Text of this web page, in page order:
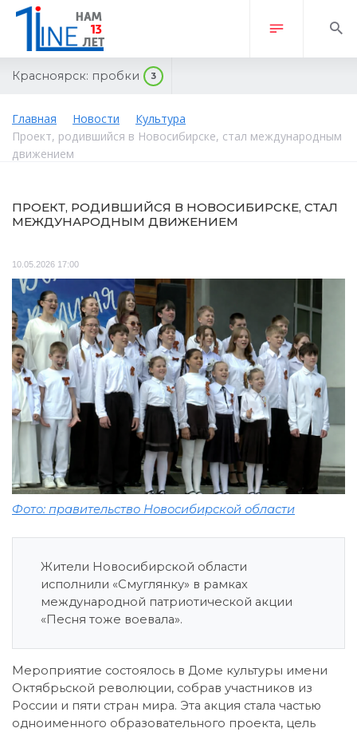
Красноярск: пробки 3
Главная Новости
Культура
Проект, родившийся в Новосибирске, стал международным
движением
ПРОЕКТ, РОДИВШИЙСЯ В НОВОСИБИРСКЕ, СТАЛ
МЕЖДУНАРОДНЫМ ДВИЖЕНИЕМ
10.05.2026 17:00
Фото: правительство Новосибирской области
Жители Новосибирской области
исполнили «Смуглянку» в рамках
международной патриотической акции
«Песня тоже воевала».
Мероприятие состоялось в Доме культуры имени
Октябрьской революции, собрав участников из
России и пяти стран мира. Эта акция стала частью
одноименного образовательного проекта, цель